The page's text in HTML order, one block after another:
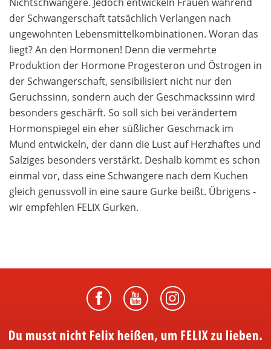
der Schwangerschaft tatsächlich Verlangen nach
ungewohnten Lebensmittelkombinationen. Woran das
liegt? An den Hormonen! Denn die vermehrte
Produktion der Hormone Progesteron und Östrogen in
der Schwangerschaft, sensibilisiert nicht nur den
Geruchssinn, sondern auch der Geschmackssinn wird
besonders geschärft. So soll sich bei verändertem
Hormonspiegel ein eher süßlicher Geschmack im
Mund entwickeln, der dann die Lust auf Herzhaftes und
Salziges besonders verstärkt. Deshalb kommt es schon
einmal vor, dass eine Schwangere nach dem Kuchen
gleich genussvoll in eine saure Gurke beißt. Übrigens -
wir empfehlen FELIX Gurken.